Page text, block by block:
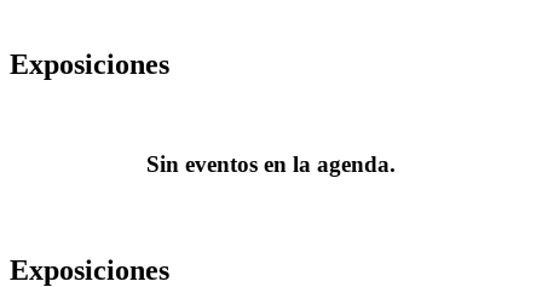
Exposiciones
Sin eventos en la agenda.
Exposiciones